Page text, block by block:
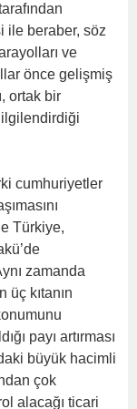
ile beraber, söz
ve
önce gelişmiş
ortak bir
cumhuriyetler
Türkiye,
zamanda
kıtanın
payı artırması
büyük hacimli
çok
alacağı ticari